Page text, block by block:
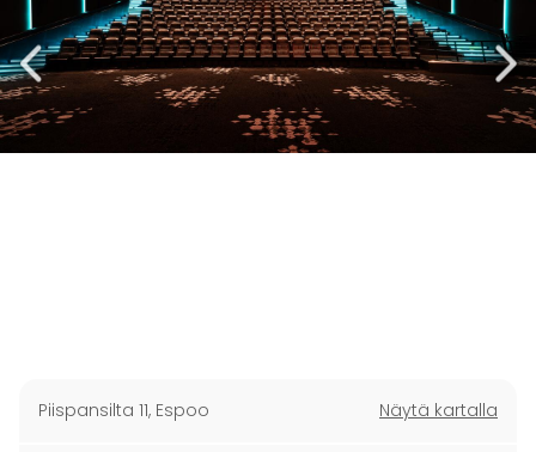
Piispansilta 11, Espoo Näytä kartalla